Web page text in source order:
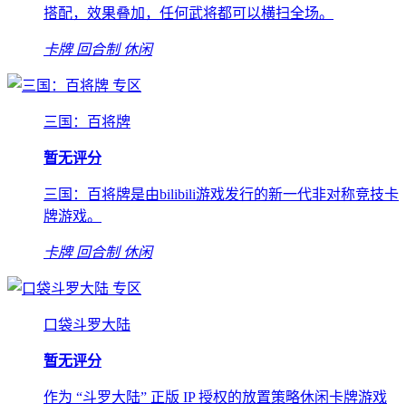
搭配，效果叠加，任何武将都可以横扫全场。
卡牌 回合制 休闲
专区
三国：百将牌
暂无评分
三国：百将牌是由bilibili游戏发行的新一代非对称竞技卡
牌游戏。
卡牌 回合制 休闲
专区
口袋斗罗大陆
暂无评分
作为 “斗罗大陆” 正版 IP 授权的放置策略休闲卡牌游戏